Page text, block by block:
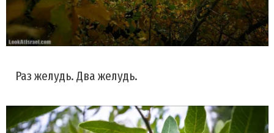
Раз желудь. Два желудь.